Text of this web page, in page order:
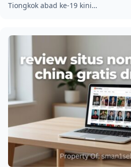
Tiongkok abad ke-19 kini…